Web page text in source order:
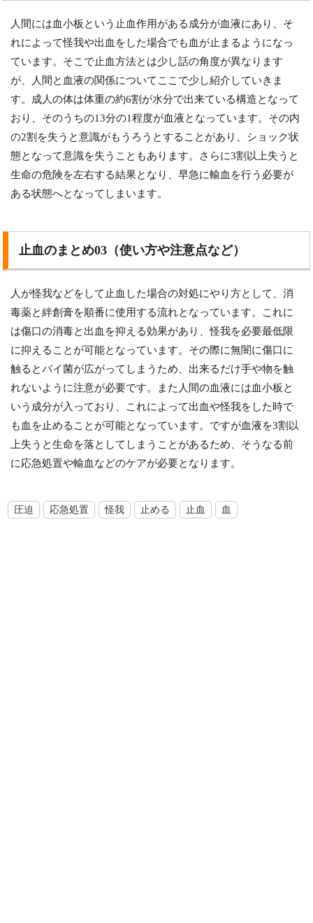
人間には血小板という止血作用がある成分が血液にあり、そ
れによって怪我や出血をした場合でも血が止まるようになっ
ています。そこで止血方法とは少し話の角度が異なります
が、人間と血液の関係についてここで少し紹介していきま
す。成人の体は体重の約6割が水分で出来ている構造となって
おり、そのうちの13分の1程度が血液となっています。その内
の2割を失うと意識がもうろうとすることがあり、ショック状
態となって意識を失うこともあります。さらに3割以上失うと
生命の危険を左右する結果となり、早急に輸血を行う必要が
ある状態へとなってしまいます。
止血のまとめ03（使い方や注意点など）
人が怪我などをして止血した場合の対処にやり方として、消
毒薬と絆創膏を順番に使用する流れとなっています。これに
は傷口の消毒と出血を抑える効果があり、怪我を必要最低限
に抑えることが可能となっています。その際に無闇に傷口に
触るとバイ菌が広がってしまうため、出来るだけ手や物を触
れないように注意が必要です。また人間の血液には血小板と
いう成分が入っており、これによって出血や怪我をした時で
も血を止めることが可能となっています。ですが血液を3割以
上失うと生命を落としてしまうことがあるため、そうなる前
に応急処置や輸血などのケアが必要となります。
圧迫 応急処置 怪我 止める 止血 血